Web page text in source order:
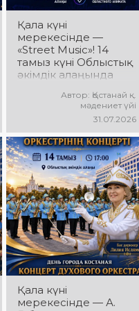
Қала күні
мерекесінде —
«Street Music»! 14
тамыз күні Облыстық
әкімдік алаңында
ұжымдарының
«Street Music»
бағдарламасы өтеді!
Сіздерді заманауи
музыка, жарқын
орындаулар, қуатты
энергия мен
көтеріңкі мерекелік
көңіл күй күтеді!
Автор: Қостанай қ.
мәдениет үйі
31.07.2026
Қала күні
мерекесінде — А.